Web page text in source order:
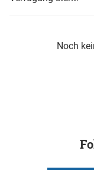
Noch